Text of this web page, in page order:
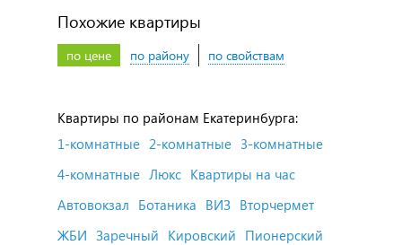
Похожие квартиры
по цене по району по свойствам
Квартиры по районам Екатеринбурга:
1-комнатные 2-комнатные 3-комнатные
4-комнатные Люкс Квартиры на час
Автовокзал Ботаника ВИЗ Вторчермет
ЖБИ Заречный Кировский Пионерский